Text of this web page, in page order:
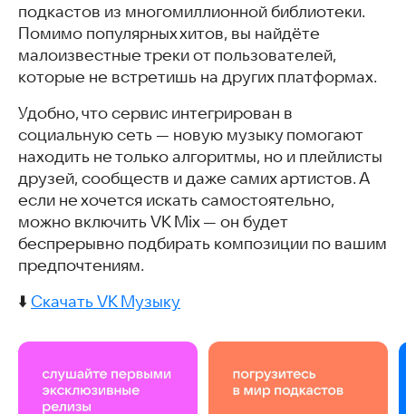
подкастов из многомиллионной библиотеки.
Помимо популярных хитов, вы найдёте
малоизвестные треки от пользователей,
которые не встретишь на других платформах.
Удобно, что сервис интегрирован в
социальную сеть — новую музыку помогают
находить не только алгоритмы, но и плейлисты
друзей, сообществ и даже самих артистов. А
если не хочется искать самостоятельно,
можно включить VK Mix — он будет
беспрерывно подбирать композиции по вашим
предпочтениям.
⬇️ Скачать VK Музыку